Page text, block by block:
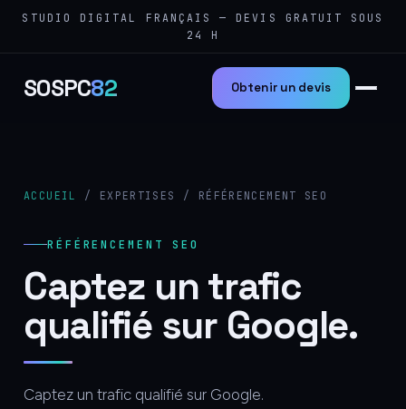
STUDIO DIGITAL FRANÇAIS — DEVIS GRATUIT SOUS
24 H
SOSPC82 Obtenir un devis
ACCUEIL / EXPERTISES / RÉFÉRENCEMENT SEO
RÉFÉRENCEMENT SEO
Captez un trafic
qualifié sur Google.
Captez un trafic qualifié sur Google.